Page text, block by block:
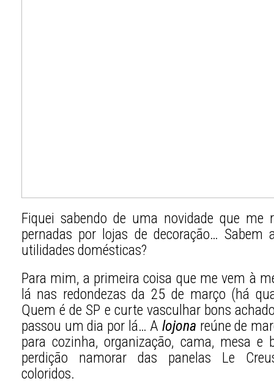
Fiquei sabendo de uma novidade que me
pernadas por lojas de decoração… Sabem
utilidades domésticas?
Para mim, a primeira coisa que me vem à
lá nas redondezas da 25 de março (há
Quem é de SP e curte vasculhar bons
passou um dia por lá… A lojona reúne de
para cozinha, organização, cama, mesa
perdição namorar das panelas Le
coloridos.